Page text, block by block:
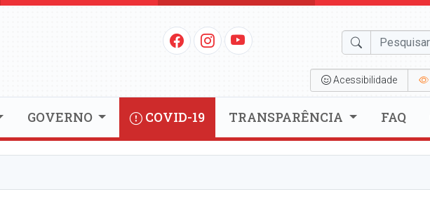
Acessibilidade
GOVERNO COVID-19 TRANSPARÊNCIA FAQ